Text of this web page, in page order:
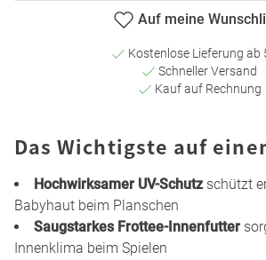
Auf meine
Kostenlose Lieferung ab
Schneller Versand
Kauf auf Rechnung
Das Wichtigste auf
Hochwirksamer UV-Schutzschützt
Babyhaut beim Planschen
Saugstarkes Frottee-Innenfutter
Innenklima beim Spielen